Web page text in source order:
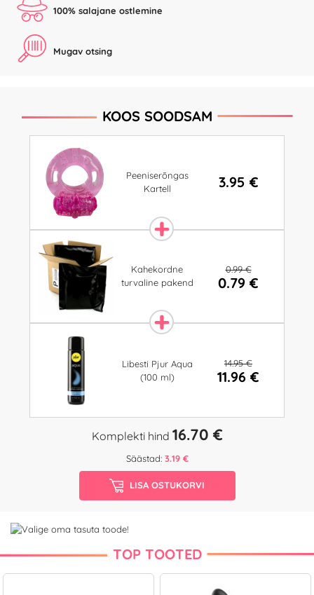
100% salajane ostlemine
Mugav otsing
KOOS SOODSAM
Peeniserõngas
Kartell
3.95 €
Kahekordne
turvaline pakend
0.99 €
0.79 €
Libesti Pjur Aqua
(100 ml)
14.95 €
11.96 €
Komplekti hind 16.70 €
Säästad: 3.19 €
LISA OSTUKORVI
TOP TOOTED